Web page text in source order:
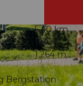
© Stefan
5,40 km
169 m
1.264 m
Bergstation